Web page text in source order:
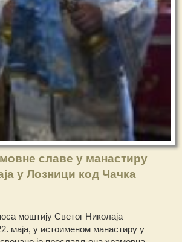
славе у манастиру
у Лозници код Чачка
моштију Светог Николаја
маја, у истоименом манастиру у